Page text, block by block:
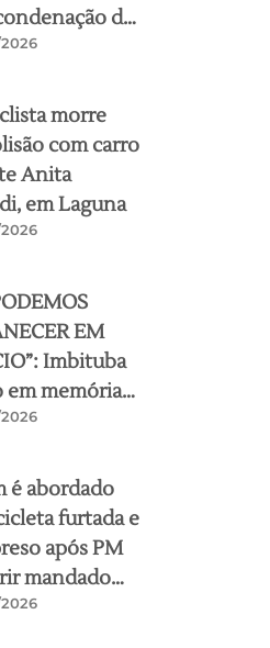
de
anos em
morre
com carro
Anita
em Laguna
EM
Imbituba
em memória
neste
da
é abordado
furtada e
após PM
mandado